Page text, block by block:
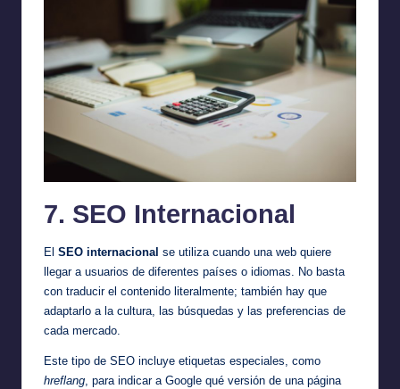
7. SEO Internacional
El SEO internacional se utiliza cuando una web quiere
llegar a usuarios de diferentes países o idiomas. No basta
con traducir el contenido literalmente; también hay que
adaptarlo a la cultura, las búsquedas y las preferencias de
cada mercado.
Este tipo de SEO incluye etiquetas especiales, como
hreflang, para indicar a Google qué versión de una página